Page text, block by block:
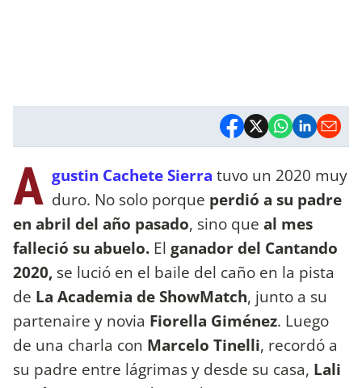
A gustin Cachete Sierra tuvo un 2020 muy
duro. No solo porque perdió a su padre
en abril del año pasado, sino que al mes
falleció su abuelo. El ganador del Cantando
2020, se lució en el baile del caño en la pista
de La Academia de ShowMatch, junto a su
partenaire y novia Fiorella Giménez. Luego
de una charla con Marcelo Tinelli, recordó a
su padre entre lágrimas y desde su casa, Lali